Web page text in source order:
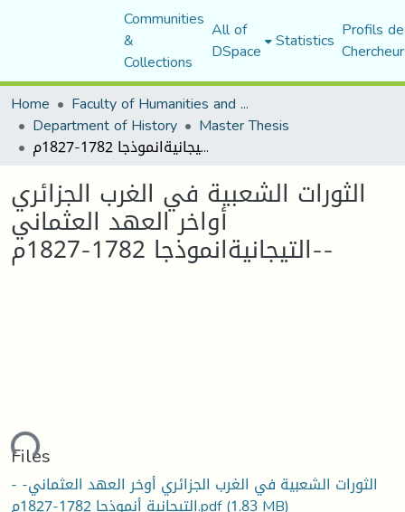
Communities
&
Collections
All of
DSpace Statistics Profils
Home
Faculty of Humanities and Social Sciences
Department of History Master Thesis
الثورات الشعبية في الغرب الجزائري أواخر العهد العثماني -التيجانيةانموذجا 1782-1827م-
الثورات الشعبية في الغرب الجزائري
أواخر العهد العثماني
-التيجانيةانموذجا 1782-1827م-
Files
- الثورات الشعبية في الغرب الجزائري أوخر العهد العثماني-
التيجانية أنموذجا 1782-1827م.pdf(1.83 MB)